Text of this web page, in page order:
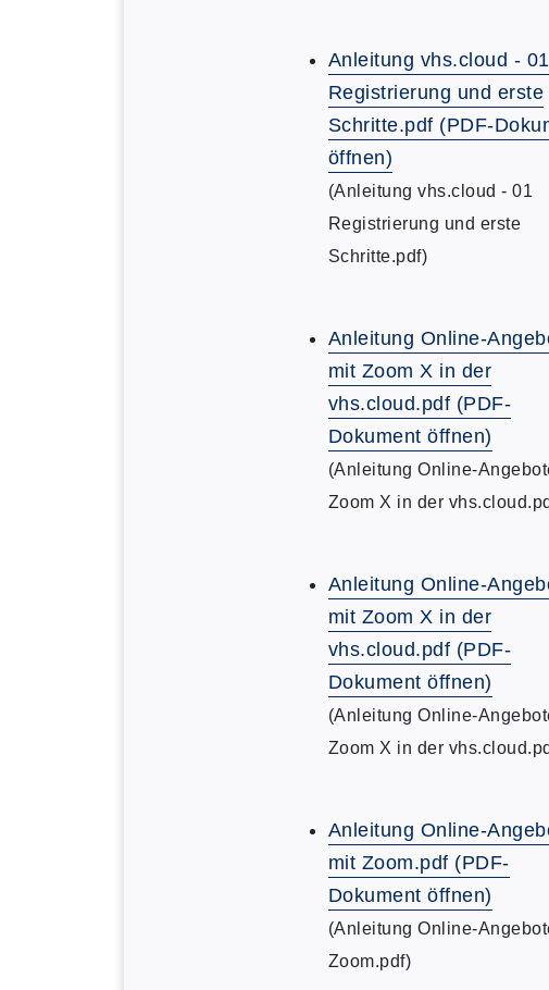
Anleitung vhs.cloud - 01
Registrierung und erste
Schritte.pdf (PDF-
öffnen)
(Anleitung vhs.cloud - 01
Registrierung und erste
Schritte.pdf)
Anleitung Online-
mit Zoom X in der
vhs.cloud.pdf (PDF-
Dokument öffnen)
(Anleitung Online-
Zoom X in der
Anleitung Online-
mit Zoom X in der
vhs.cloud.pdf (PDF-
Dokument öffnen)
(Anleitung Online-
Zoom X in der
Anleitung Online-
mit Zoom.pdf (PDF-
Dokument öffnen)
(Anleitung Online-
Zoom.pdf)